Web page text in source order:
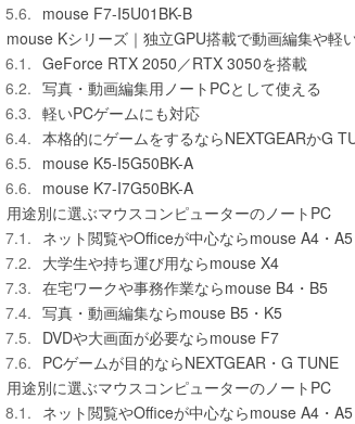
mouse F7-I5U01BK-B
mouse Kシリーズ｜独立GPU搭載で動画編集や軽
GeForce RTX 2050／RTX 3050を搭載
写真・動画編集用ノートPCとして使える
軽いPCゲームにも対応
本格的にゲームをするならNEXTGEARかG
mouse K5-I5G50BK-A
mouse K7-I7G50BK-A
用途別に選ぶマウスコンピューターのノートPC
ネット閲覧やOfficeが中心ならmouse A4・A5
大学生や持ち運び用ならmouse X4
在宅ワークや事務作業ならmouse B4・B5
写真・動画編集ならmouse B5・K5
DVDや大画面が必要ならmouse F7
PCゲームが目的ならNEXTGEAR・G TUNE
用途別に選ぶマウスコンピューターのノートPC
ネット閲覧やOfficeが中心ならmouse A4・A5